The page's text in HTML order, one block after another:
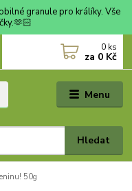
granule pro králíky. Vše
Menu
Hledat
0 ks
za 0 Kč
50g